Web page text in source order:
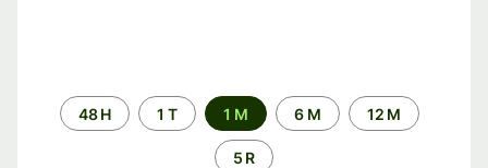
Time
period
48 H 1 T 1 M 6 M 12 M
5 R